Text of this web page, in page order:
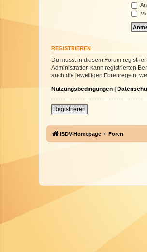
REGISTRIEREN
Du musst in diesem Forum
Administration kann registrierten
auch die jeweiligen Forenregeln,
Nutzungsbedingungen |
Registrieren
ISDV-Homepage Foren